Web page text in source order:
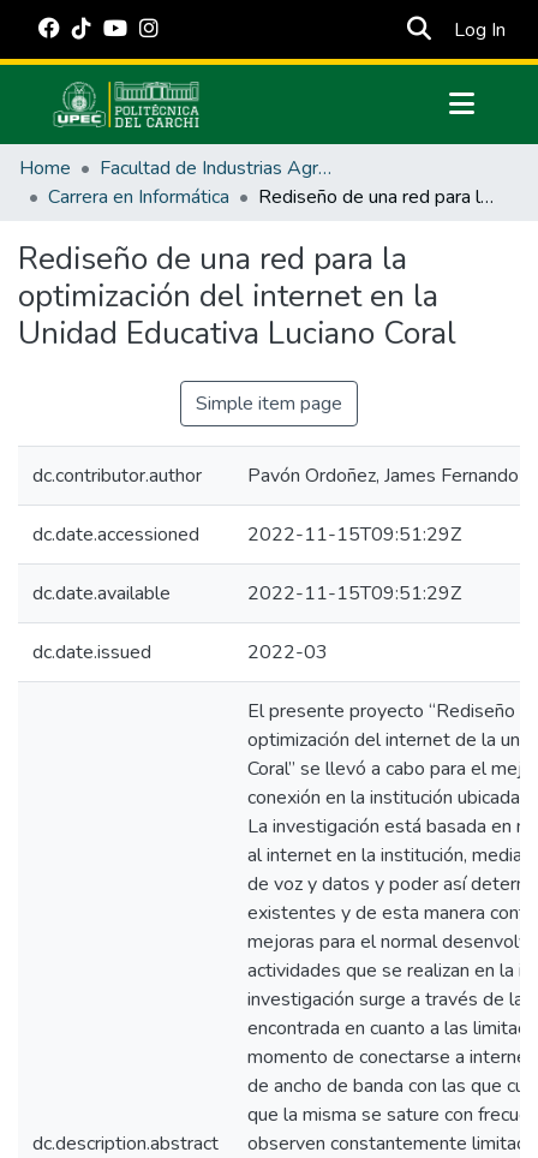
Log In
Communities & Collections
All of DSpace
Estadísticas Externas
Manuales
Home
Facultad de Industrias Agropecuarias y Ciencias Ambientales
Carrera en Informática
Rediseño de una red para la optimización del internet en la Unidad Educativa Luciano Coral
Rediseño de una red para la
optimización del internet en la
Unidad Educativa Luciano Coral
Simple item page
dc.contributor.author Pavón Ordoñez, James Fernando
dc.date.accessioned 2022-11-15T09:51:29Z
dc.date.available 2022-11-15T09:51:29Z
dc.date.issued 2022-03
dc.description.abstract
El presente proyecto “Rediseño
optimización del internet de la
Coral” se llevó a cabo para el
conexión en la institución ubicada
La investigación está basada en
al internet en la institución,
de voz y datos y poder así
existentes y de esta manera
mejoras para el normal
actividades que se realizan en la
investigación surge a través de la
encontrada en cuanto a las
momento de conectarse a
de ancho de banda con las que
que la misma se sature con
observen constantemente